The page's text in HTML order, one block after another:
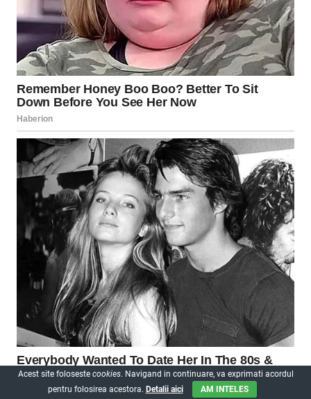
Acest site foloseste cookies. Navigand in continuare, va exprimati acordul
pentru folosirea acestora. Detalii aici AM INTELES